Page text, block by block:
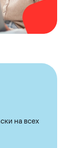
на всех